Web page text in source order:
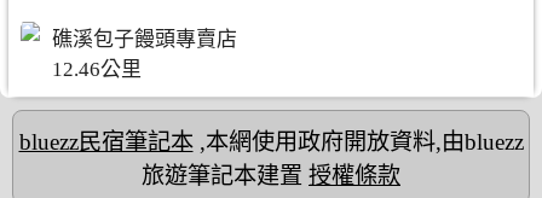
礁溪包子饅頭專賣店
12.46公里
bluezz民宿筆記本,本網使用政府開放資料,由bluezz
旅遊筆記本建置 授權條款